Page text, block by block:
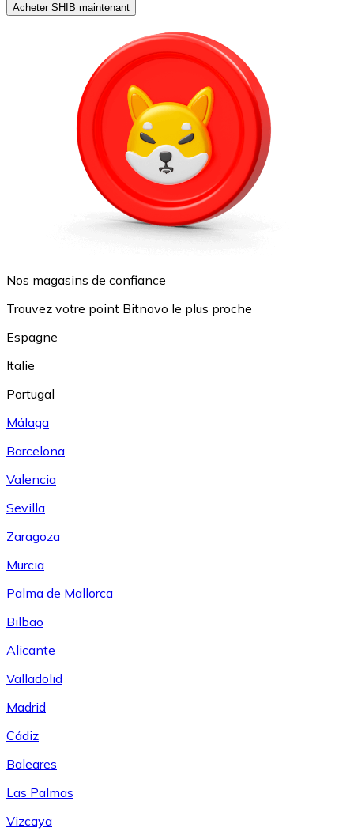
Acheter SHIB maintenant
Nos magasins de confiance
Trouvez votre point Bitnovo le plus proche
Espagne
Italie
Portugal
Málaga
Barcelona
Valencia
Sevilla
Zaragoza
Murcia
Palma de Mallorca
Bilbao
Alicante
Valladolid
Madrid
Cádiz
Baleares
Las Palmas
Vizcaya